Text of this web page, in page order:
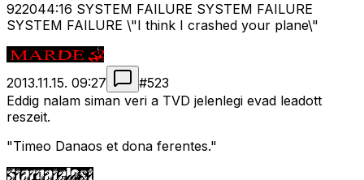
922044:16 SYSTEM FAILURE SYSTEM FAILURE
SYSTEM FAILURE \"I think I crashed your plane\"
2013.11.15. 09:27 #523
Eddig nalam siman veri a TVD jelenlegi evad leadott
reszeit.
"Timeo Danaos et dona ferentes."